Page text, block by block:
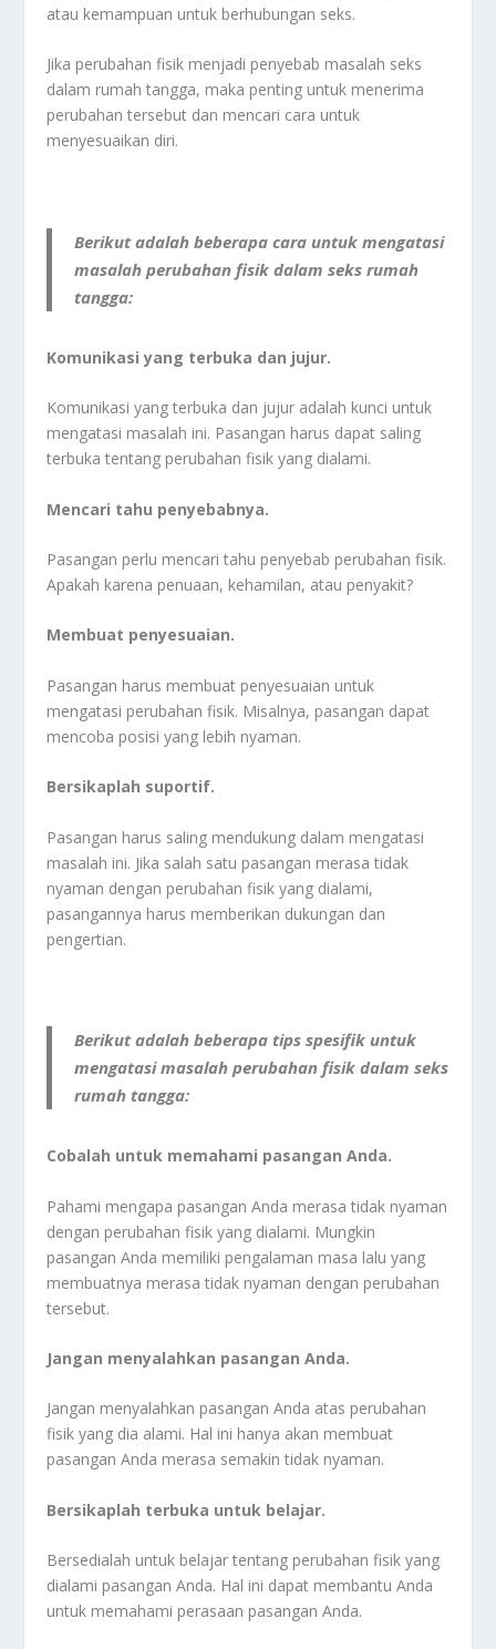
atau kemampuan untuk berhubungan seks.
Jika perubahan fisik menjadi penyebab masalah seks
dalam rumah tangga, maka penting untuk menerima
perubahan tersebut dan mencari cara untuk
menyesuaikan diri.
Berikut adalah beberapa cara untuk mengatasi
masalah perubahan fisik dalam seks rumah
tangga:
Komunikasi yang terbuka dan jujur.
Komunikasi yang terbuka dan jujur adalah kunci untuk
mengatasi masalah ini. Pasangan harus dapat saling
terbuka tentang perubahan fisik yang dialami.
Mencari tahu penyebabnya.
Pasangan perlu mencari tahu penyebab perubahan fisik.
Apakah karena penuaan, kehamilan, atau penyakit?
Membuat penyesuaian.
Pasangan harus membuat penyesuaian untuk
mengatasi perubahan fisik. Misalnya, pasangan dapat
mencoba posisi yang lebih nyaman.
Bersikaplah suportif.
Pasangan harus saling mendukung dalam mengatasi
masalah ini. Jika salah satu pasangan merasa tidak
nyaman dengan perubahan fisik yang dialami,
pasangannya harus memberikan dukungan dan
pengertian.
Berikut adalah beberapa tips spesifik untuk
mengatasi masalah perubahan fisik dalam seks
rumah tangga:
Cobalah untuk memahami pasangan Anda.
Pahami mengapa pasangan Anda merasa tidak nyaman
dengan perubahan fisik yang dialami. Mungkin
pasangan Anda memiliki pengalaman masa lalu yang
membuatnya merasa tidak nyaman dengan perubahan
tersebut.
Jangan menyalahkan pasangan Anda.
Jangan menyalahkan pasangan Anda atas perubahan
fisik yang dia alami. Hal ini hanya akan membuat
pasangan Anda merasa semakin tidak nyaman.
Bersikaplah terbuka untuk belajar.
Bersedialah untuk belajar tentang perubahan fisik yang
dialami pasangan Anda. Hal ini dapat membantu Anda
untuk memahami perasaan pasangan Anda.